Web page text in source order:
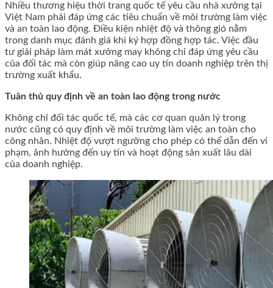
Nhiều thương hiệu thời trang quốc tế yêu cầu nhà xưởng tại
Việt Nam phải đáp ứng các tiêu chuẩn về môi trường làm việc
và an toàn lao động. Điều kiện nhiệt độ và thông gió nằm
trong danh mục đánh giá khi ký hợp đồng hợp tác. Việc đầu
tư giải pháp làm mát xưởng may không chỉ đáp ứng yêu cầu
của đối tác mà còn giúp nâng cao uy tín doanh nghiệp trên thị
trường xuất khẩu.
Tuân thủ quy định về an toàn lao động trong nước
Không chỉ đối tác quốc tế, mà các cơ quan quản lý trong
nước cũng có quy định về môi trường làm việc an toàn cho
công nhân. Nhiệt độ vượt ngưỡng cho phép có thể dẫn đến vi
phạm, ảnh hưởng đến uy tín và hoạt động sản xuất lâu dài
của doanh nghiệp.